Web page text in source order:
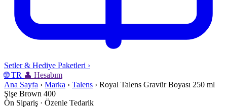
Setler & Hediye Paketleri ›
🌐 TR 👤 Hesabım
Ana Sayfa › Marka › Talens › Royal Talens Gravür Boyası 250 ml
Şişe Brown 400
Ön Sipariş · Özenle Tedarik